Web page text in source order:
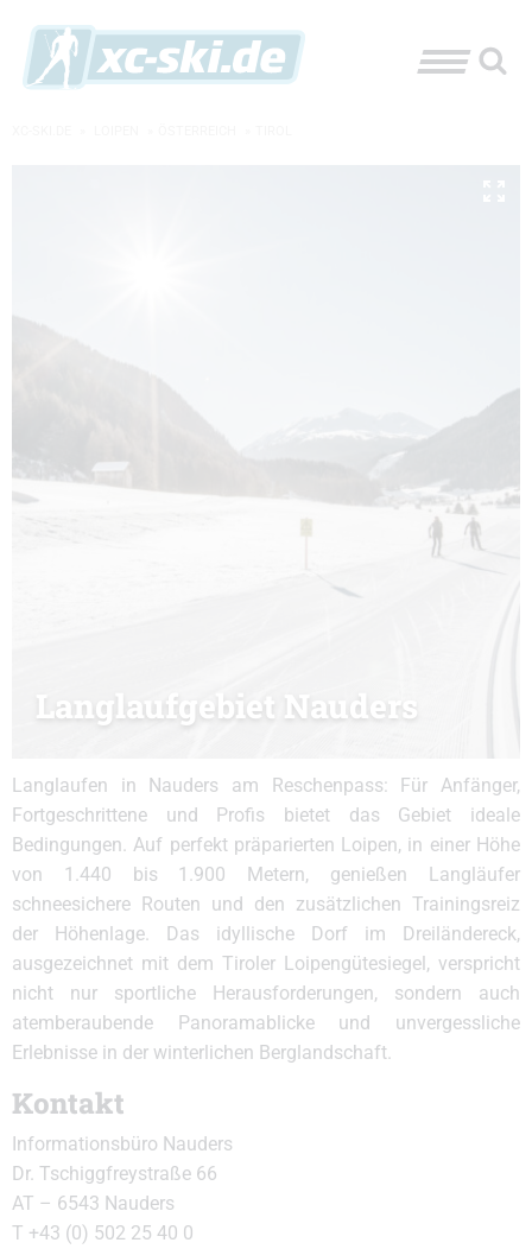
Langlaufgebiet Nauders
Langlaufen in Nauders am Reschenpass: Für Anfänger,
Fortgeschrittene und Profis bietet das Gebiet ideale
Bedingungen. Auf perfekt präparierten Loipen, in einer Höhe
von 1.440 bis 1.900 Metern, genießen Langläufer
schneesichere Routen und den zusätzlichen Trainingsreiz
der Höhenlage. Das idyllische Dorf im Dreiländereck,
ausgezeichnet mit dem Tiroler Loipengütesiegel, verspricht
nicht nur sportliche Herausforderungen, sondern auch
atemberaubende Panoramablicke und unvergessliche
Erlebnisse in der winterlichen Berglandschaft.
Kontakt
Informationsbüro Nauders
Dr. Tschiggfreystraße 66
AT – 6543 Nauders
T +43 (0) 502 25 40 0